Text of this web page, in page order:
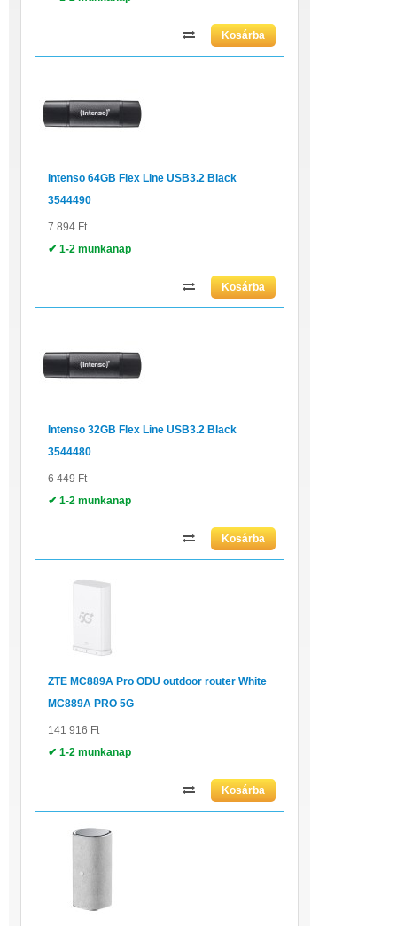
Intenso 64GB Flex Line USB3.2 Black
3544490
7 894 Ft
✔ 1-2 munkanap
Intenso 32GB Flex Line USB3.2 Black
3544480
6 449 Ft
✔ 1-2 munkanap
ZTE MC889A Pro ODU outdoor router White
MC889A PRO 5G
141 916 Ft
✔ 1-2 munkanap